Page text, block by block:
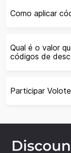
Como aplicar
Qual é o valor
códigos de
Participar